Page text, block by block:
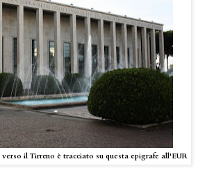
il Tirreno è tracciato su questa epigrafe all'EUR